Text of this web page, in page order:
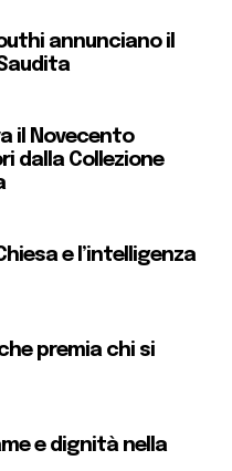
annunciano il
il Novecento
dalla Collezione
e l’intelligenza
premia chi si
e dignità nella